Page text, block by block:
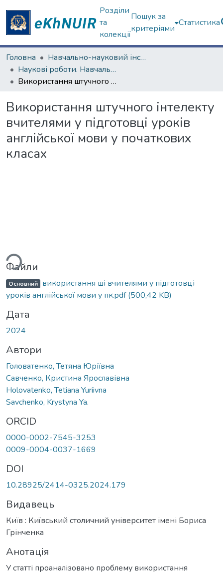
Розділи
та
колекції
Пошук за
критеріями
Статистика
Головна
Навчально-науковий інститут "Академія вчительства"
Наукові роботи. Навчально-науковий інститут "Академія вчительства"
Використання штучного інтелекту вчителями у підготовці уроків англійської мови у початкових класах
Використання штучного інтелекту
вчителями у підготовці уроків
англійської мови у початкових
класах
Файли
Основний використання ші вчителями у підготовці
уроків англійської мови у пк.pdf(500,42 KB)
Дата
2024
Автори
Головатенко, Тетяна Юріївна
Савченко, Кристина Ярославівна
Holovatenko, Tetiana Yuriivna
Savchenko, Krystyna Ya.
ORCID
0000-0002-7545-3253
0009-0004-0037-1669
DOI
10.28925/2414-0325.2024.179
Видавець
Київ : Київський столичний університет імені Бориса
Грінченка
Анотація
У статті проаналізовано проблему використання